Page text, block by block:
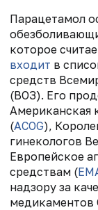
Парацетамол
которое
входит в
средств
(ВОЗ). Его
Американская
(ACOG),
гинекологов
Европейское
средствам (
надзору за